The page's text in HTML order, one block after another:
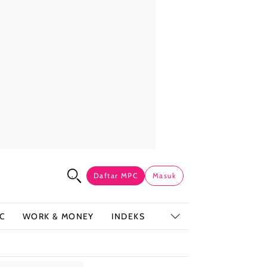
Daftar MPC Masuk
WORK & MONEY INDEKS